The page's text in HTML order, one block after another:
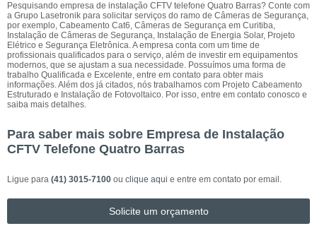
Pesquisando empresa de instalação CFTV telefone Quatro Barras? Conte com
a Grupo Lasetronik para solicitar serviços do ramo de Câmeras de Segurança,
por exemplo, Cabeamento Cat6, Câmeras de Segurança em Curitiba,
Instalação de Câmeras de Segurança, Instalação de Energia Solar, Projeto
Elétrico e Segurança Eletrônica. A empresa conta com um time de
profissionais qualificados para o serviço, além de investir em equipamentos
modernos, que se ajustam a sua necessidade. Possuímos uma forma de
trabalho Qualificada e Excelente, entre em contato para obter mais
informações. Além dos já citados, nós trabalhamos com Projeto Cabeamento
Estruturado e Instalação de Fotovoltaico. Por isso, entre em contato conosco e
saiba mais detalhes.
Para saber mais sobre Empresa de Instalação
CFTV Telefone Quatro Barras
Ligue para (41) 3015-7100 ou clique aqui e entre em contato por email.
Solicite um orçamento